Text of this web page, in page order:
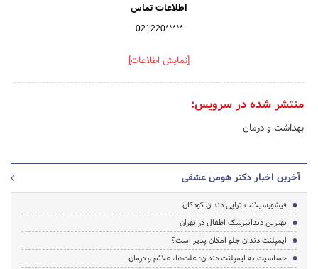
اطلاعات تماس
021220*****
[نمایش اطلاعات]
منتشر شده در سرویس:
بهداشت و درمان
آخرین اخبار دکتر هومن عشقی
فیشورسیلانت تراپی دندان کودکان
بهترین دندانپزشک اطفال در تهران
ایمپلنت دندان جلو امکان پذیر است؟
حساسیت به ایمپلنت دندان: علت‌ها، علائم و درمان